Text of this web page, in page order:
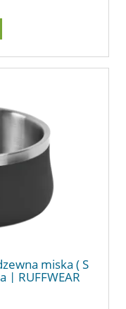
miska ( S
| RUFFWEAR